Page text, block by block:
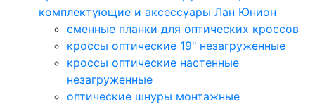
комплектующие и аксессуары Лан Юнион
сменные планки для оптических кроссов
кроссы оптические 19" незагруженные
кроссы оптические настенные
незагруженные
оптические шнуры монтажные